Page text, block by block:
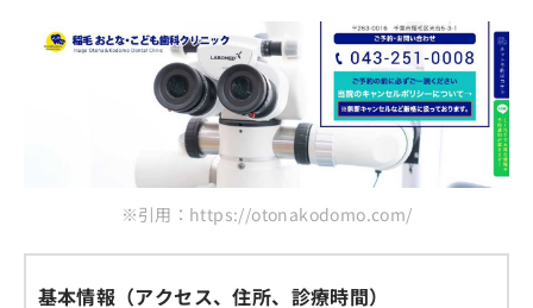
※引用：https://otonakodomo.com/
基本情報（アクセス、住所、診療時間）